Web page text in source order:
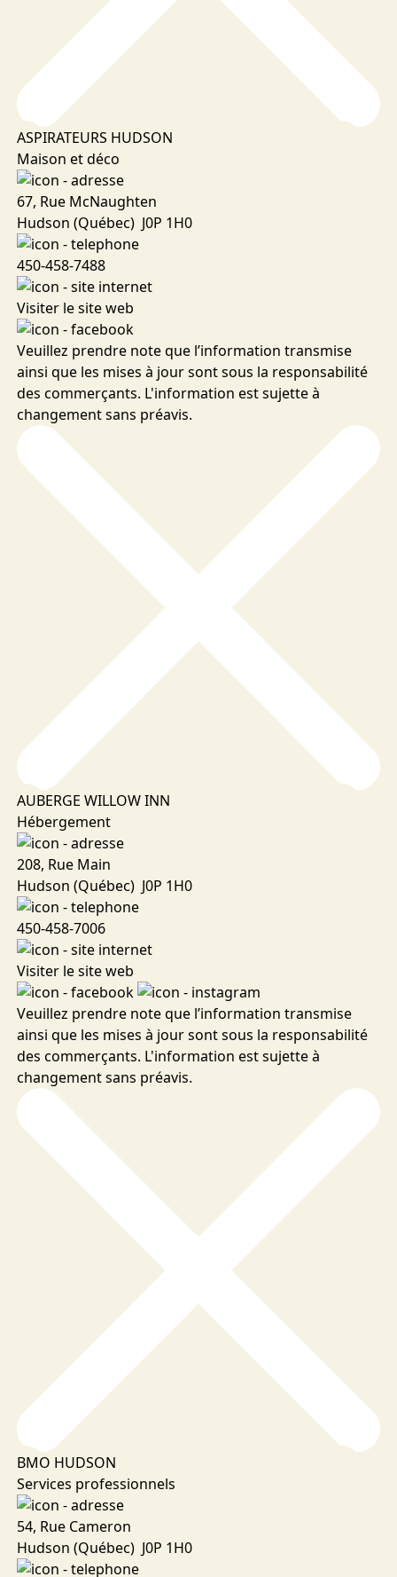
ASPIRATEURS HUDSON
Maison et déco
67, Rue McNaughten
Hudson (Québec) J0P 1H0
450-458-7488
Visiter le site web
Veuillez prendre note que l’information transmise
ainsi que les mises à jour sont sous la responsabilité
des commerçants. L'information est sujette à
changement sans préavis.
AUBERGE WILLOW INN
Hébergement
208, Rue Main
Hudson (Québec) J0P 1H0
450-458-7006
Visiter le site web
Veuillez prendre note que l’information transmise
ainsi que les mises à jour sont sous la responsabilité
des commerçants. L'information est sujette à
changement sans préavis.
BMO HUDSON
Services professionnels
54, Rue Cameron
Hudson (Québec) J0P 1H0